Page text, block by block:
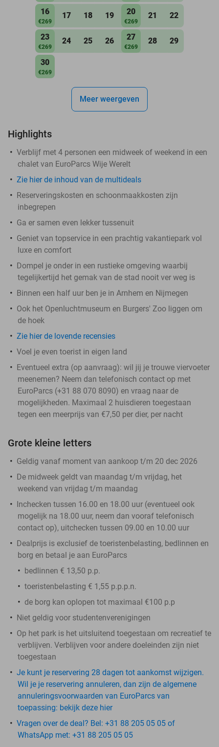
16
€269
17 18 19 20
€269
21 22
23
€269
24 25 26 27
€269
28 29
30
€269
Meer weergeven
Highlights
Verblijf met 4 personen een midweek of weekend in een
chalet van EuroParcs Wije Werelt
Zie hier de inhoud van de multideals
Reserveringskosten en schoonmaakkosten zijn
inbegrepen
Ga er samen even lekker tussenuit
Geniet van topservice in een prachtig vakantiepark vol
luxe en comfort
Dompel je onder in een rustieke omgeving waarbij
tegelijkertijd het gemak van de stad nooit ver weg is
Binnen een half uur ben je in Arnhem en Nijmegen
Ook het Openluchtmuseum en Burgers' Zoo liggen om
de hoek
Zie hier de lovende recensies
Voel je even toerist in eigen land
Eventueel extra (op aanvraag): wil jij je trouwe viervoeter
meenemen? Neem dan telefonisch contact op met
EuroParcs (+31 88 070 8090) en vraag naar de
mogelijkheden. Maximaal 2 huisdieren toegestaan
tegen een meerprijs van €7,50 per dier, per nacht
Grote kleine letters
Geldig vanaf moment van aankoop t/m 20 dec 2026
De midweek geldt van maandag t/m vrijdag, het
weekend van vrijdag t/m maandag
Inchecken tussen 16.00 en 18.00 uur (eventueel ook
mogelijk na 18.00 uur, neem dan vooraf telefonisch
contact op), uitchecken tussen 09.00 en 10.00 uur
Dealprijs is exclusief de toeristenbelasting, bedlinnen en
borg en betaal je aan EuroParcs
bedlinnen € 13,50 p.p.
toeristenbelasting € 1,55 p.p.p.n.
de borg kan oplopen tot maximaal €100 p.p
Niet geldig voor studentenverenigingen
Op het park is het uitsluitend toegestaan om recreatief te
verblijven. Verblijven voor andere doeleinden zijn niet
toegestaan
Je kunt je reservering 28 dagen tot aankomst wijzigen.
Wil je je reservering annuleren, dan zijn de algemene
annuleringsvoorwaarden van EuroParcs van
toepassing: bekijk deze hier
Vragen over de deal? Bel: +31 88 205 05 05 of
WhatsApp met: +31 88 205 05 05